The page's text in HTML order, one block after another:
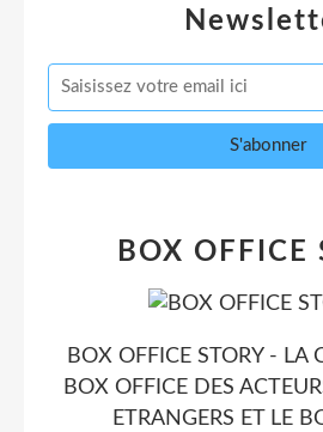
BOX OFFICE
BOX OFFICE STORY - LA
BOX OFFICE DES
ETRANGERS ET LE